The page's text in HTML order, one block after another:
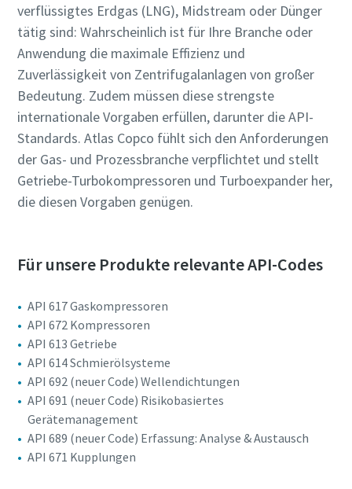
10 Schritte hin zu einer umweltfreundlichen
und effizienteren Produktion
CO2-Reduzierung für eine umweltfreundliche Produktion
– alles, was Sie wissen müssen
Erfahren Sie mehr
verflüssigtes Erdgas (LNG), Midstream oder Dünger
tätig sind: Wahrscheinlich ist für Ihre Branche oder
Anwendung die maximale Effizienz und
Zuverlässigkeit von Zentrifugalanlagen von großer
Bedeutung. Zudem müssen diese strengste
internationale Vorgaben erfüllen, darunter die API-
Standards. Atlas Copco fühlt sich den Anforderungen
der Gas- und Prozessbranche verpflichtet und stellt
Getriebe-Turbokompressoren und Turboexpander her,
die diesen Vorgaben genügen.
Für unsere Produkte relevante API-Codes
API 617 Gaskompressoren
API 672 Kompressoren
API 613 Getriebe
API 614 Schmierölsysteme
API 692 (neuer Code) Wellendichtungen
API 691 (neuer Code) Risikobasiertes
Gerätemanagement
API 689 (neuer Code) Erfassung: Analyse & Austausch
API 671 Kupplungen
Anforderungstyp
Beliebige Frage oder Anforderung
kann Atlas Copco Sie anhand der
kontaktieren. Weitere
Informationen finden Sie in
unserer Datenschutzrichtlinie.
Ich habe die
Datenschutzrichtlinie
gelesen und akzeptiert.
ausdrücklich damit
Anforderungstyp
Beliebige Frage oder Anforderung
kann Atlas Copco Sie anhand der
kontaktieren. Weitere
Informationen finden Sie in
unserer Datenschutzrichtlinie.
Ich habe die
Datenschutzrichtlinie
gelesen und akzeptiert.
ausdrücklich damit